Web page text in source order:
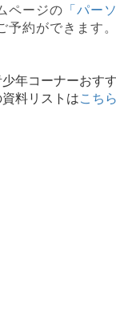
ページの 「パー
予約ができます
年コーナーおす
料リストはこちら